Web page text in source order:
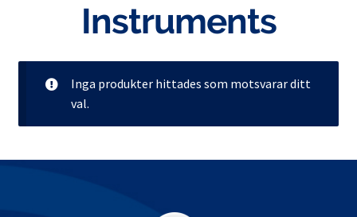
Instruments
Inga produkter hittades som motsvarar ditt
val.